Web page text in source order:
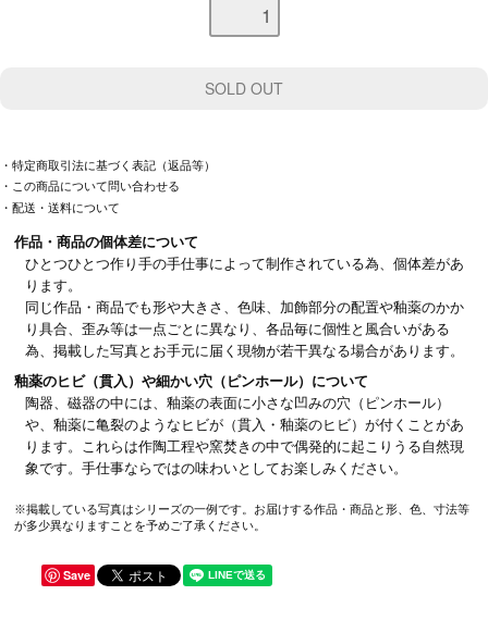
・特定商取引法に基づく表記（返品等）
・この商品について問い合わせる
・配送・送料について
作品・商品の個体差について
ひとつひとつ作り手の手仕事によって制作されている為、個体差があ
ります。
同じ作品・商品でも形や大きさ、色味、加飾部分の配置や釉薬のかか
り具合、歪み等は一点ごとに異なり、各品毎に個性と風合いがある
為、掲載した写真とお手元に届く現物が若干異なる場合があります。
釉薬のヒビ（貫入）や細かい穴（ピンホール）について
陶器、磁器の中には、釉薬の表面に小さな凹みの穴（ピンホール）
や、釉薬に亀裂のようなヒビが（貫入・釉薬のヒビ）が付くことがあ
ります。これらは作陶工程や窯焚きの中で偶発的に起こりうる自然現
象です。手仕事ならではの味わいとしてお楽しみください。
※掲載している写真はシリーズの一例です。お届けする作品・商品と形、色、寸法等
が多少異なりますことを予めご了承ください。
Save